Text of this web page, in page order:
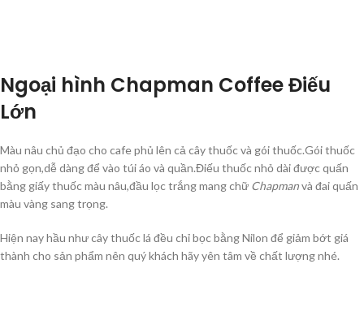
Ngoại hình Chapman Coffee Điếu
Lớn
Màu nâu chủ đạo cho cafe phủ lên cả cây thuốc và gói thuốc.Gói thuốc
nhỏ gọn,dễ dàng để vào túi áo và quần.Điếu thuốc nhỏ dài được quấn
bằng giấy thuốc màu nâu,đầu lọc trắng mang chữ Chapmanvà đai quấn
màu vàng sang trọng.
Hiện nay hầu như cây thuốc lá đều chỉ bọc bằng Nilon để giảm bớt giá
thành cho sản phẩm nên quý khách hãy yên tâm về chất lượng nhé.